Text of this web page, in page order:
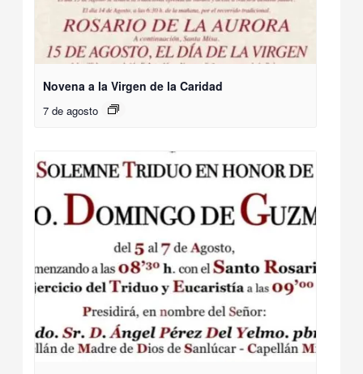
Novena a la Virgen de la Caridad
7 de agosto